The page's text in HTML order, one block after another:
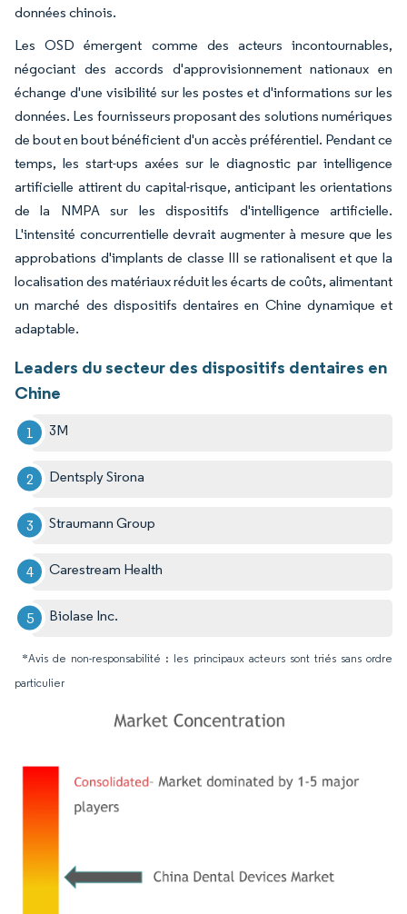
données chinois.
Les OSD émergent comme des acteurs incontournables,
négociant des accords d'approvisionnement nationaux en
échange d'une visibilité sur les postes et d'informations sur les
données. Les fournisseurs proposant des solutions numériques
de bout en bout bénéficient d'un accès préférentiel. Pendant ce
temps, les start-ups axées sur le diagnostic par intelligence
artificielle attirent du capital-risque, anticipant les orientations
de la NMPA sur les dispositifs d'intelligence artificielle.
L'intensité concurrentielle devrait augmenter à mesure que les
approbations d'implants de classe III se rationalisent et que la
localisation des matériaux réduit les écarts de coûts, alimentant
un marché des dispositifs dentaires en Chine dynamique et
adaptable.
Leaders du secteur des dispositifs dentaires en
Chine
3M
Dentsply Sirona
Straumann Group
Carestream Health
Biolase Inc.
*Avis de non-responsabilité : les principaux acteurs sont triés sans ordre
particulier